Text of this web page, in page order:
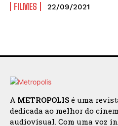
FILMES 22/09/2021
A METROPOLIS é uma
dedicada ao melhor do
audiovisual. Com uma voz